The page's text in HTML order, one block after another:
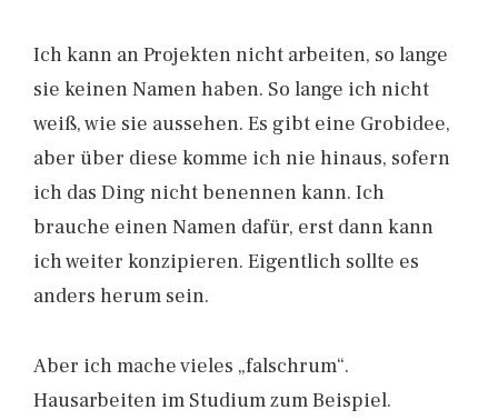
Ich kann an Projekten nicht arbeiten, so lange
sie keinen Namen haben. So lange ich nicht
weiß, wie sie aussehen. Es gibt eine Grobidee,
aber über diese komme ich nie hinaus, sofern
ich das Ding nicht benennen kann. Ich
brauche einen Namen dafür, erst dann kann
ich weiter konzipieren. Eigentlich sollte es
anders herum sein.
Aber ich mache vieles „falschrum“.
Hausarbeiten im Studium zum Beispiel.